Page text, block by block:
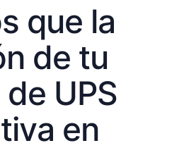
que la
de tu
UPS
en